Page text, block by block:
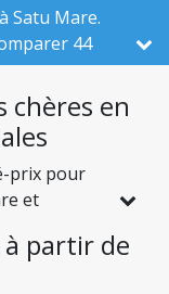
Satu Mare.
44
en Roumanie,
chères en
prix pour
et
véhicules
à partir de